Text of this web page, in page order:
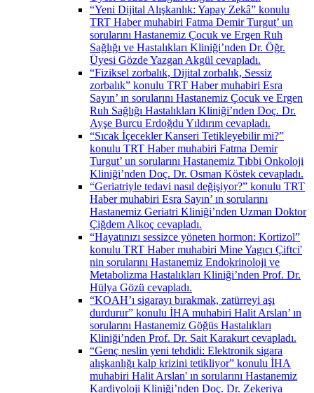
“Yeni Dijital Alışkanlık: Yapay Zekâ” konulu
TRT Haber muhabiri Fatma Demir Turgut’ un
sorularını Hastanemiz Çocuk ve Ergen Ruh
Sağlığı ve Hastalıkları Kliniği’nden Dr. Öğr.
Üyesi Gözde Yazgan Akgül cevapladı.
“Fiziksel zorbalık, Dijital zorbalık, Sessiz
zorbalık” konulu TRT Haber muhabiri Esra
Sayın’ ın sorularını Hastanemiz Çocuk ve Ergen
Ruh Sağlığı Hastalıkları Kliniği’nden Doç. Dr.
Ayşe Burcu Erdoğdu Yıldırım cevapladı.
“Sıcak İçecekler Kanseri Tetikleyebilir mi?”
konulu TRT Haber muhabiri Fatma Demir
Turgut’ un sorularını Hastanemiz Tıbbi Onkoloji
Kliniği’nden Doç. Dr. Osman Köstek cevapladı.
“Geriatriyle tedavi nasıl değişiyor?” konulu TRT
Haber muhabiri Esra Sayın’ ın sorularını
Hastanemiz Geriatri Kliniği’nden Uzman Doktor
Çiğdem Alkoç cevapladı.
“Hayatınızı sessizce yöneten hormon: Kortizol”
konulu TRT Haber muhabiri Mine Yagıcı Çiftci'
nin sorularını Hastanemiz Endokrinoloji ve
Metabolizma Hastalıkları Kliniği’nden Prof. Dr.
Hülya Gözü cevapladı.
“KOAH’ı sigarayı bırakmak, zatürreyi aşı
durdurur” konulu İHA muhabiri Halit Arslan’ ın
sorularını Hastanemiz Göğüs Hastalıkları
Kliniği’nden Prof. Dr. Sait Karakurt cevapladı.
“Genç neslin yeni tehdidi: Elektronik sigara
alışkanlığı kalp krizini tetikliyor” konulu İHA
muhabiri Halit Arslan' ın sorularını Hastanemiz
Kardiyoloji Kliniği’nden Doç. Dr. Zekeriya